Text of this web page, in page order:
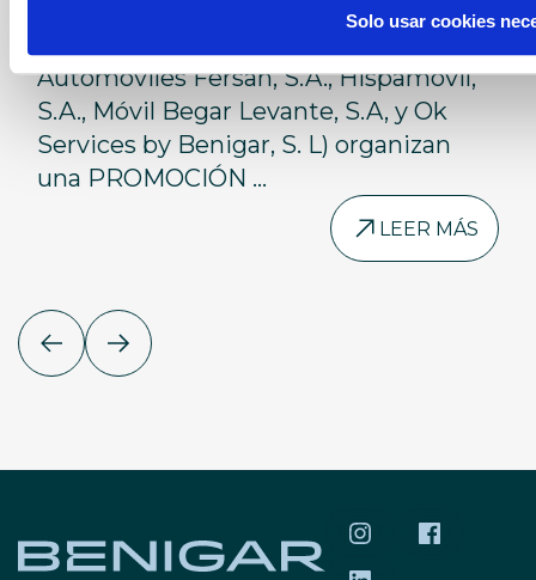
Solo usar cookies
MFB - cesión de un fin de
semana con un MINI”
(Formada por las entidades
Automóviles Fersan, S.A., Hispamóvil,
S.A., Móvil Begar Levante, S.A, y Ok
Services by Benigar, S. L) organizan
una PROMOCIÓN ...
LEER MÁS
SÍGUENOS EN
SÍGUENOS